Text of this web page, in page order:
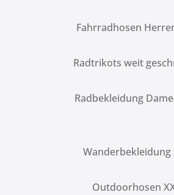
Fahrradhosen
Radtrikots weit
Radbekleidung
Wanderbekleidung
Outdoorhosen